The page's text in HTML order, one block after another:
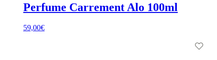
Perfume Carrement Alo 100ml
59,00€